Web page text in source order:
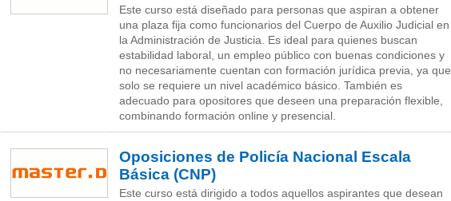
Este curso está diseñado para personas que aspiran a obtener
una plaza fija como funcionarios del Cuerpo de Auxilio Judicial en
la Administración de Justicia. Es ideal para quienes buscan
estabilidad laboral, un empleo público con buenas condiciones y
no necesariamente cuentan con formación jurídica previa, ya que
solo se requiere un nivel académico básico. También es
adecuado para opositores que deseen una preparación flexible,
combinando formación online y presencial.
Oposiciones de Policía Nacional Escala
Básica (CNP)
Este curso está dirigido a todos aquellos aspirantes que desean